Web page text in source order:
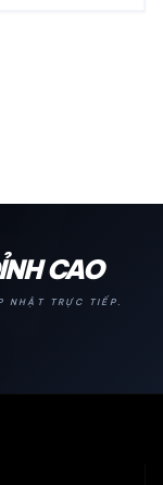
CAO
NHẬT TRỰC TIẾP.